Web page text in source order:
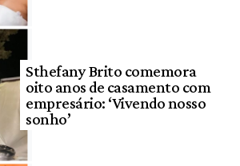
Sthefany Brito comemora
oito anos de casamento com
empresário: ‘Vivendo nosso
sonho’